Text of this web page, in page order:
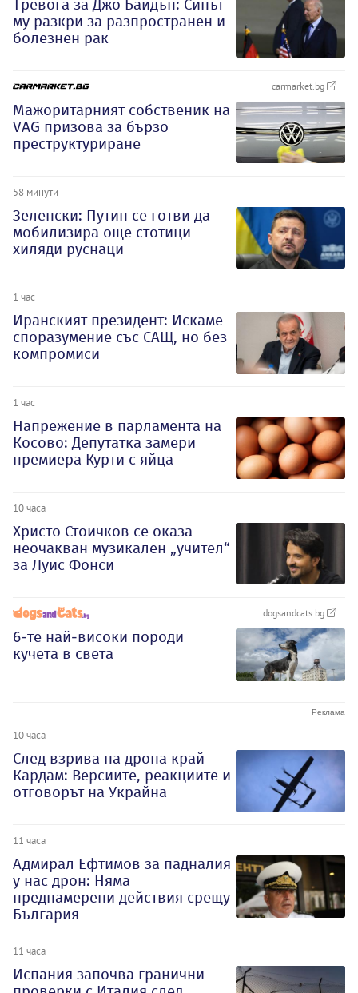
Тревога за Джо Байдън: Синът
му разкри за разпространен и
болезнен рак
carmarket.bg
Мажоритарният собственик на
VAG призова за бързо
преструктуриране
58 минути
Зеленски: Путин се готви да
мобилизира още стотици
хиляди руснаци
1 час
Иранският президент: Искаме
споразумение със САЩ, но без
компромиси
1 час
Напрежение в парламента на
Косово: Депутатка замери
премиера Курти с яйца
10 часа
Христо Стоичков се оказа
неочакван музикален „учител“
за Луис Фонси
dogsandcats.bg
6-те най-високи породи
кучета в света
10 часа
След взрива на дрона край
Кардам: Версиите, реакциите и
отговорът на Украйна
11 часа
Адмирал Ефтимов за падналия
у нас дрон: Няма
преднамерени действия срещу
България
11 часа
Испания започва гранични